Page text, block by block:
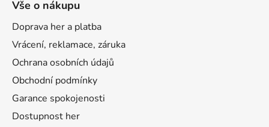
Vše o nákupu
Doprava her a platba
Vrácení, reklamace, záruka
Ochrana osobních údajů
Obchodní podmínky
Garance spokojenosti
Dostupnost her